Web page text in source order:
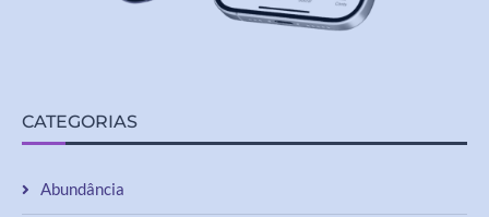
CATEGORIAS
Abundância